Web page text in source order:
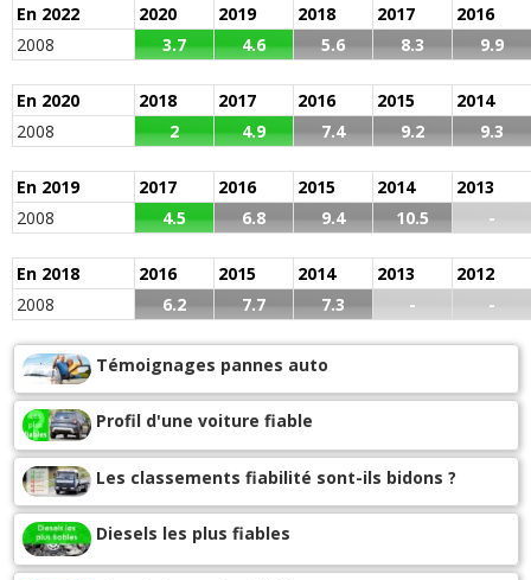
+ d'INFOSsur la déclinaison1.6 HDI 92 ch>>
En 2022 2020 2019 2018 2017
2016
2008
3.7 4.6 5.6 8.3 9.9
En 2020 2018 2017 2016 2015
2014
2008
2 4.9 7.4 9.2 9.3
En 2019 2017 2016 2015 2014
2013
2008
4.5 6.8 9.4 10.5 -
En 2018 2016 2015 2014 2013
2012
2008
6.2 7.7 7.3 - -
Témoignages pannes auto
Profil d'une voiture fiable
Les classements fiabilité sont-ils bidons ?
Diesels les plus fiables